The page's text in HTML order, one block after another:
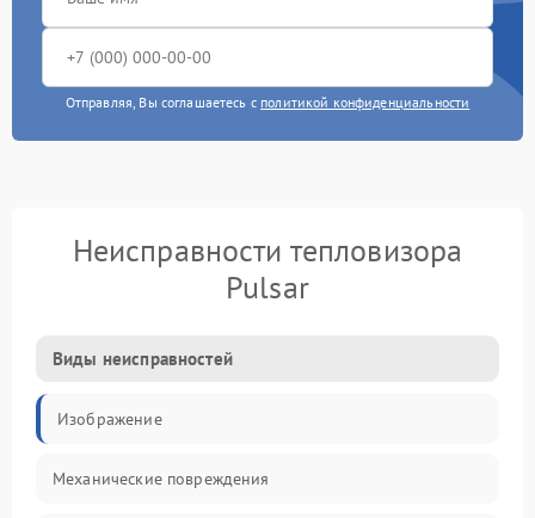
Отправляя, Вы соглашаетесь с политикой конфиденциальности
Неисправности тепловизора
Pulsar
Виды неисправностей
Изображение
Механические повреждения